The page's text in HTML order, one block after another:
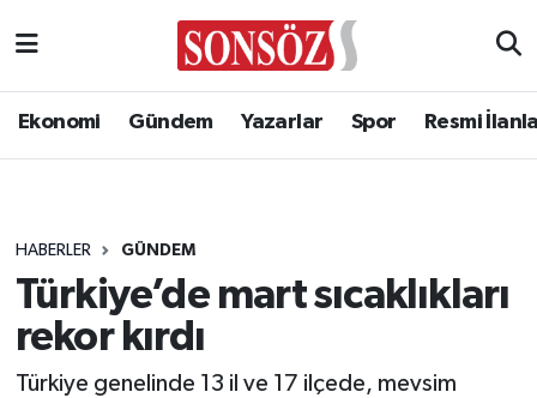
Ekonomi Gündem Yazarlar Spor Resmi
HABERLER GÜNDEM
Türkiye’de mart sıcaklıkları
rekor kırdı
Türkiye genelinde 13 il ve 17 ilçede, mevsim